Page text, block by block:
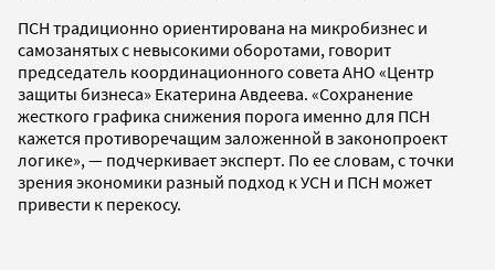
ПСН традиционно ориентирована на микробизнес и
самозанятых с невысокими оборотами, говорит
председатель координационного совета АНО «Центр
защиты бизнеса» Екатерина Авдеева. «Сохранение
жесткого графика снижения порога именно для ПСН
кажется противоречащим заложенной в законопроект
логике», — подчеркивает эксперт. По ее словам, с точки
зрения экономики разный подход к УСН и ПСН может
привести к перекосу.